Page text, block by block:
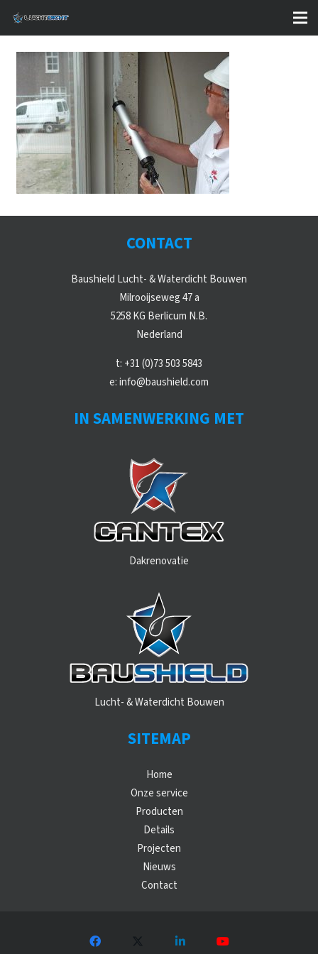
CONTACT
Baushield Lucht- & Waterdicht Bouwen
Milrooijseweg 47 a
5258 KG Berlicum N.B.
Nederland
t: +31 (0)73 503 5843
e:info@baushield.com
IN SAMENWERKING MET
Dakrenovatie
Lucht- & Waterdicht Bouwen
SITEMAP
Home
Onze service
Producten
Details
Projecten
Nieuws
Contact